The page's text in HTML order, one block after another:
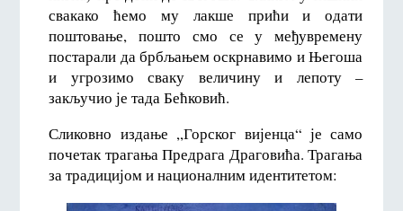
свакако ћемо му лакше прићи и одати
поштовање, пошто смо се у међувремену
постарали да брбљањем оскрнавимо и Његоша
и угрозимо сваку величину и лепоту –
закључио је тада Бећковић.
Сликовно издање ,,Горског вијенца“ је само
почетак трагања Предрага Драговића. Трагања
за традицијом и националним идентитетом: